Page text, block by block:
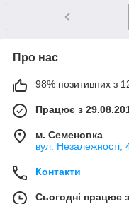
Про нас
98% позитивних з
Працює з
м. Семеновка
вул. Незалежності,
Контакти
Сьогодні працює